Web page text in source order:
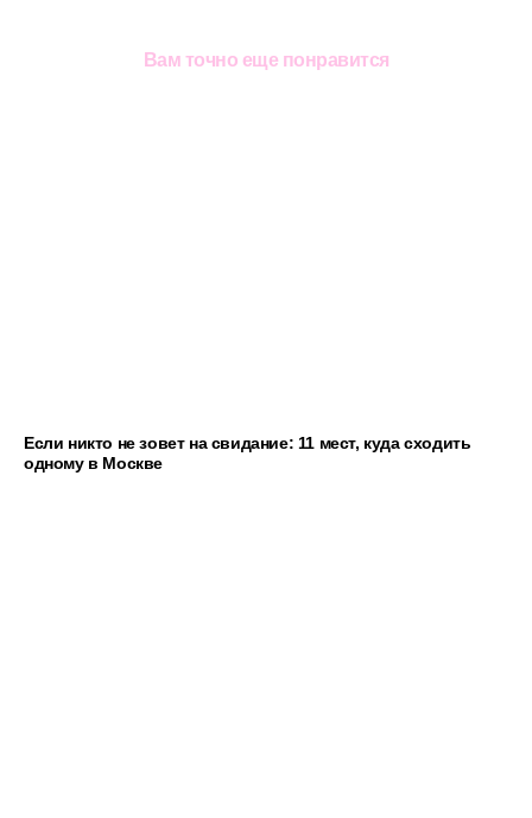
Вам точно еще понравится
Если никто не зовет на свидание: 11 мест, куда сходить
одному в Москве